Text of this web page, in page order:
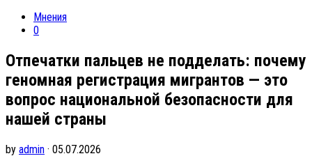
Мнения
0
Отпечатки пальцев не подделать: почему
геномная регистрация мигрантов — это
вопрос национальной безопасности для
нашей страны
by admin · 05.07.2026